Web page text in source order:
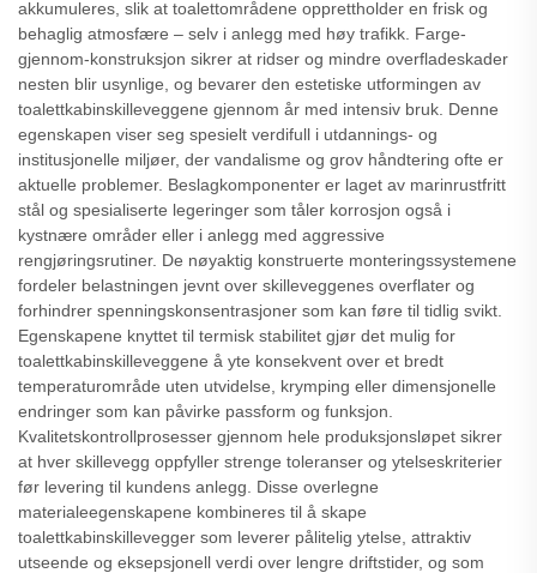
akkumuleres, slik at toalettområdene opprettholder en frisk og
behaglig atmosfære – selv i anlegg med høy trafikk. Farge-
gjennom-konstruksjon sikrer at ridser og mindre overfladeskader
nesten blir usynlige, og bevarer den estetiske utformingen av
toalettkabinskilleveggene gjennom år med intensiv bruk. Denne
egenskapen viser seg spesielt verdifull i utdannings- og
institusjonelle miljøer, der vandalisme og grov håndtering ofte er
aktuelle problemer. Beslagkomponenter er laget av marinrustfritt
stål og spesialiserte legeringer som tåler korrosjon også i
kystnære områder eller i anlegg med aggressive
rengjøringsrutiner. De nøyaktig konstruerte monteringssystemene
fordeler belastningen jevnt over skilleveggenes overflater og
forhindrer spenningskonsentrasjoner som kan føre til tidlig svikt.
Egenskapene knyttet til termisk stabilitet gjør det mulig for
toalettkabinskilleveggene å yte konsekvent over et bredt
temperaturområde uten utvidelse, krymping eller dimensjonelle
endringer som kan påvirke passform og funksjon.
Kvalitetskontrollprosesser gjennom hele produksjonsløpet sikrer
at hver skillevegg oppfyller strenge toleranser og ytelseskriterier
før levering til kundens anlegg. Disse overlegne
materialeegenskapene kombineres til å skape
toalettkabinskillevegger som leverer pålitelig ytelse, attraktiv
utseende og eksepsjonell verdi over lengre driftstider, og som